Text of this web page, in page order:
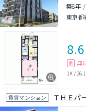
築8年 /
東京都
8.6
敷 無
1K /
賃貸マンション ＴＨＥパ